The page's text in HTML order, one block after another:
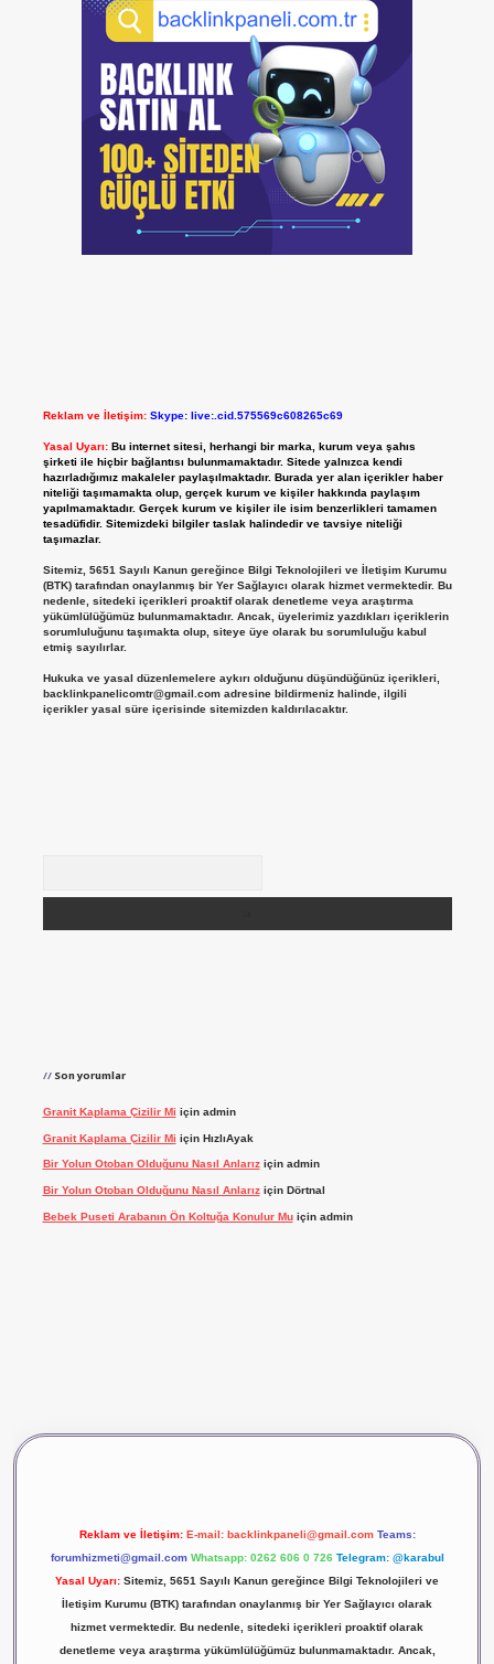
Reklam ve İletişim: Skype: live:.cid.575569c608265c69
Yasal Uyarı: Bu internet sitesi, herhangi bir marka, kurum veya şahıs
şirketi ile hiçbir bağlantısı bulunmamaktadır. Sitede yalnızca kendi
hazırladığımız makaleler paylaşılmaktadır. Burada yer alan içerikler haber
niteliği taşımamakta olup, gerçek kurum ve kişiler hakkında paylaşım
yapılmamaktadır. Gerçek kurum ve kişiler ile isim benzerlikleri tamamen
tesadüfidir. Sitemizdeki bilgiler taslak halindedir ve tavsiye niteliği
taşımazlar.
Sitemiz, 5651 Sayılı Kanun gereğince Bilgi Teknolojileri ve İletişim Kurumu
(BTK) tarafından onaylanmış bir Yer Sağlayıcı olarak hizmet vermektedir. Bu
nedenle, sitedeki içerikleri proaktif olarak denetleme veya araştırma
yükümlülüğümüz bulunmamaktadır. Ancak, üyelerimiz yazdıkları içeriklerin
sorumluluğunu taşımakta olup, siteye üye olarak bu sorumluluğu kabul
etmiş sayılırlar.
Hukuka ve yasal düzenlemelere aykırı olduğunu düşündüğünüz içerikleri,
backlinkpanelicomtr@gmail.comadresine bildirmeniz halinde, ilgili
içerikler yasal süre içerisinde sitemizden kaldırılacaktır.
Son yorumlar
Granit Kaplama Çizilir Mi için admin
Granit Kaplama Çizilir Mi için HızlıAyak
Bir Yolun Otoban Olduğunu Nasıl Anlarıziçin admin
Bir Yolun Otoban Olduğunu Nasıl Anlarıziçin Dörtnal
Bebek Puseti Arabanın Ön Koltuğa Konulur Muiçin admin
Reklam ve İletişim: E-mail: backlinkpaneli@gmail.com Teams:
forumhizmeti@gmail.com Whatsapp: 0262 606 0 726 Telegram: @karabul
Yasal Uyarı: Sitemiz, 5651 Sayılı Kanun gereğince Bilgi Teknolojileri ve
İletişim Kurumu (BTK) tarafından onaylanmış bir Yer Sağlayıcı olarak
hizmet vermektedir. Bu nedenle, sitedeki içerikleri proaktif olarak
denetleme veya araştırma yükümlülüğümüz bulunmamaktadır. Ancak,